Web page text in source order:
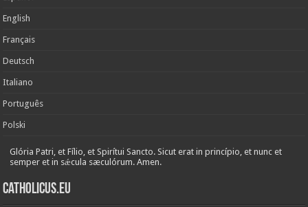
English
Français
Deutsch
Italiano
Português
Polski
Glória Patri, et Fílio, et Spirítui Sancto. Sicut erat in princípio, et nunc et
semper et in sǽcula sæculórum. Amen.
Catholicus.eu